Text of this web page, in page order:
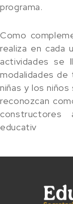
programa.
Como
realiza en cada
actividades se
modalidades de
niñas y los
reconozcan
educativ